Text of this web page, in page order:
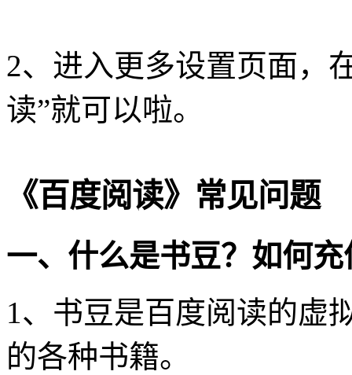
2、进入更多设置页面，
读”就可以啦。
《百度阅读》常见问题
一、什么是书豆？如何
1、书豆是百度阅读的虚
的各种书籍。